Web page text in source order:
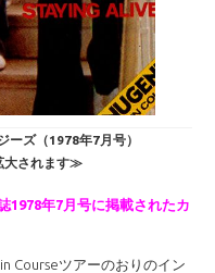
ズ（1978年7月号）
大されます≫
年7月号に掲載されたカ
Courseツアーのおりのイン